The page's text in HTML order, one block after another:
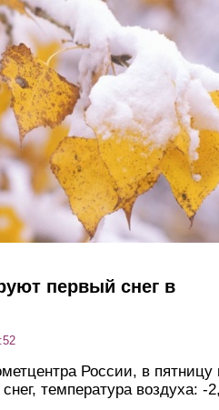
первый снег в
России, в пятницу
температура воздуха: -